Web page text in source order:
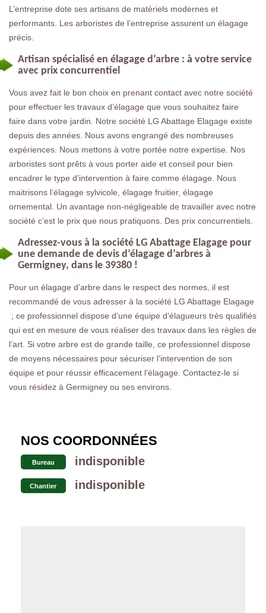
L’entreprise dote ses artisans de matériels modernes et
performants. Les arboristes de l’entreprise assurent un élagage
précis.
Artisan spécialisé en élagage d’arbre : à votre service
avec prix concurrentiel
Vous avez fait le bon choix en prenant contact avec notre société
pour effectuer les travaux d’élagage que vous souhaitez faire
faire dans votre jardin. Notre société LG Abattage Elagage existe
depuis des années. Nous avons engrangé des nombreuses
expériences. Nous mettons à votre portée notre expertise. Nos
arboristes sont prêts à vous porter aide et conseil pour bien
encadrer le type d’intervention à faire comme élagage. Nous
maitrisons l’élagage sylvicole, élagage fruitier, élagage
ornemental. Un avantage non-négligeable de travailler avec notre
société c’est le prix que nous pratiquons. Des prix concurrentiels.
Adressez-vous à la société LG Abattage Elagage pour
une demande de devis d’élagage d’arbres à
Germigney, dans le 39380 !
Pour un élagage d’arbre dans le respect des normes, il est
recommandé de vous adresser à la société LG Abattage Elagage
; ce professionnel dispose d’une équipe d’élagueurs très qualifiés
qui est en mesure de vous réaliser des travaux dans les règles de
l’art. Si votre arbre est de grande taille, ce professionnel dispose
de moyens nécessaires pour sécuriser l’intervention de son
équipe et pour réussir efficacement l’élagage. Contactez-le si
vous résidez à Germigney ou ses environs.
NOS COORDONNÉES
Bureau indisponible
Chantier indisponible